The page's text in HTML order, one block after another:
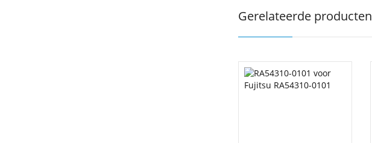
Gerelateerde producten